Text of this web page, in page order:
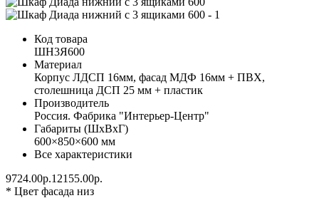
Код товара
ШН3Я600
Материал
Корпус ЛДСП 16мм, фасад МДФ 16мм + ПВХ,
столешница ДСП 25 мм + пластик
Производитель
Россия. Фабрика "Интерьер-Центр"
Габариты (ШхВхГ)
600×850×600 мм
Все характеристики
9724.00р.12155.00р.
* Цвет фасада низ